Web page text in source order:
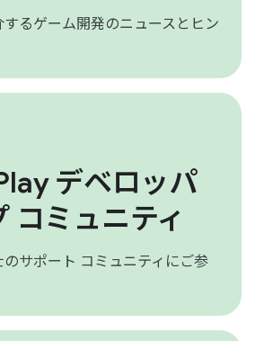
るゲーム開発のニュースとヒン
デベロッパ
コミュニティ
サポート コミュニティにご参